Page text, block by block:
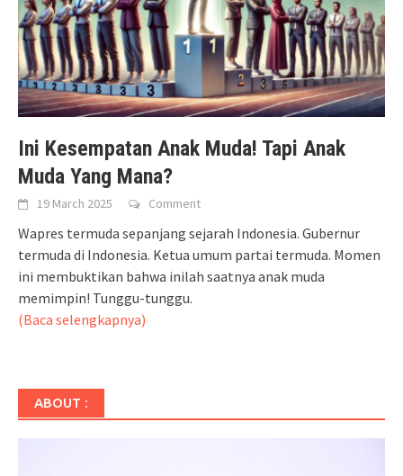
Ini Kesempatan Anak Muda! Tapi Anak
Muda Yang Mana?
19 March 2025 Comment
Wapres termuda sepanjang sejarah Indonesia. Gubernur
termuda di Indonesia. Ketua umum partai termuda. Momen
ini membuktikan bahwa inilah saatnya anak muda
memimpin! Tunggu-tunggu.
(Baca selengkapnya)
ABOUT :